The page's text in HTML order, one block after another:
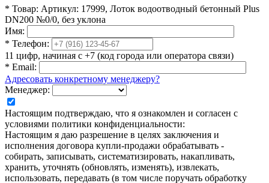
* Товар: Артикул: 17999, Лоток водоотводный бетонный Plus
DN200 №0/0, без уклона
Имя:
* Телефон:
11 цифр, начиная с +7 (код города или оператора связи)
* Email:
Адресовать конкретному менеджеру?
Менеджер:
Настоящим подтверждаю, что я ознакомлен и согласен с
условиями политики конфиденциальности:
Настоящим я даю разрешение в целях заключения и
исполнения договора купли-продажи обрабатывать -
собирать, записывать, систематизировать, накапливать,
хранить, уточнять (обновлять, изменять), извлекать,
использовать, передавать (в том числе поручать обработку